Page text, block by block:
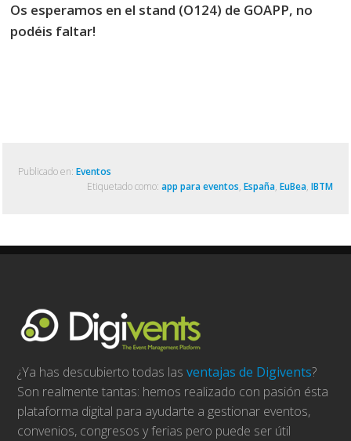
Os esperamos en el stand (O124) de GOAPP, no
podéis faltar!
Publicado en: Eventos
Etiquetado como: app para eventos, España, EuBea, IBTM
¿Ya has descubierto todas lasventajas de Digivents?
Son realmente tantas: hemos realizado con pasión ésta
plataforma digital para ayudarte a gestionar eventos,
convenios, congresos y ferias pero puede ser útil